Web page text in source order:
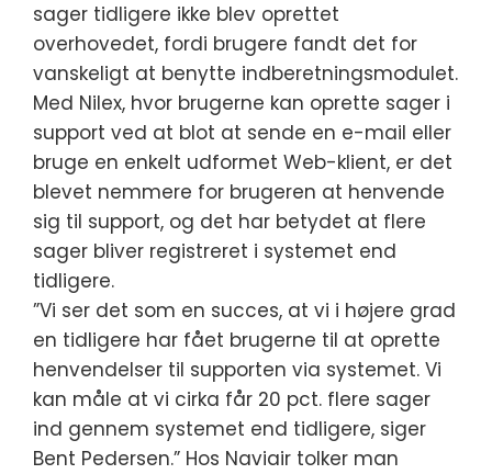
sager tidligere ikke blev oprettet
overhovedet, fordi brugere fandt det for
vanskeligt at benytte indberetningsmodulet.
Med Nilex, hvor brugerne kan oprette sager i
support ved at blot at sende en e-mail eller
bruge en enkelt udformet Web-klient, er det
blevet nemmere for brugeren at henvende
sig til support, og det har betydet at flere
sager bliver registreret i systemet end
tidligere.
”Vi ser det som en succes, at vi i højere grad
en tidligere har fået brugerne til at oprette
henvendelser til supporten via systemet. Vi
kan måle at vi cirka får 20 pct. flere sager
ind gennem systemet end tidligere, siger
Bent Pedersen.” Hos Naviair tolker man